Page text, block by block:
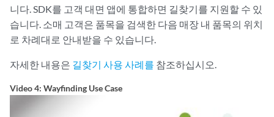
니다. SDK를 고객 대면 앱에 통합하면 길찾기를 지원할 수 있
습니다. 소매 고객은 품목을 검색한 다음 매장 내 품목의 위치
로 차례대로 안내받을 수 있습니다.
자세한 내용은 길찾기 사용 사례를 참조하십시오.
Video 4: Wayfinding Use Case